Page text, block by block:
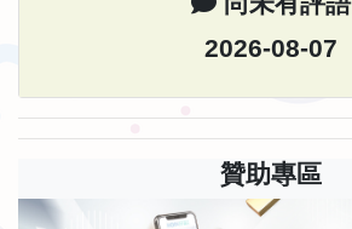
2026-08-07
贊助專區